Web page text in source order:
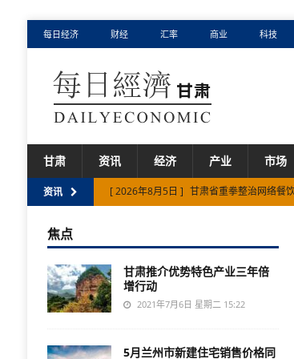
每日经济 财经 汇率 商业 科技
甘肃 资讯 经济 产业 市场
资讯 [ 2026年8月5日 ] 甘肃省重拳整治网络餐
[ 2026年8月3日 ] 甘肃省在不断开放中塑
[ 2026年8月1日 ] 甘肃省规上工业增速连
[ 2026年8月6日 ] 甘肃宁夏内蒙古跨省旅
焦点
甘肃推介优势特色产业三年倍
增行动
2021年7月6日 星期二 15:22
5月兰州市新建住宅销售价格同